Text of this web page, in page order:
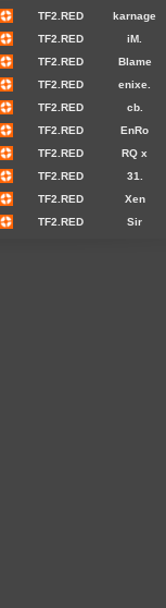
TF2.RED
karnage
TF2.RED
iM.
TF2.RED
Blame
TF2.RED
enixe.
TF2.RED
cb.
TF2.RED
EnRo
TF2.RED
RQ x
TF2.RED
31.
TF2.RED
Xen
TF2.RED Sir